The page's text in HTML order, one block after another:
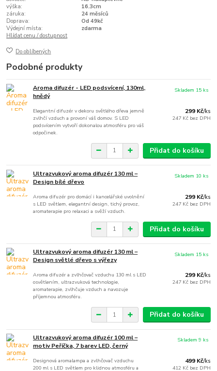
výška:
16.3cm
záruka:
24 měsíců
Doprava:
Od 49kč
Výdejní místa:
zdarma
Hlídat cenu / dostupnost
Do oblíbených
Podobné produkty
Aroma difuzér - LED podsvícení, 130ml,
hnědý
Elegantní difuzér v dekoru světlého dřeva jemně
zvlhčí vzduch a provoní váš domov. S LED
podsvícením vytvoří dokonalou atmosféru pro váš
odpočinek.
299 Kč/ks
247 Kč bez DPH
Skladem 15 ks
Přidat do košíku
Ultrazvukový aroma difuzér 130 ml –
Design bílé dřevo
Aroma difuzér pro domácí i kancelářské uvolnění
s LED světlem, elegantní design, tichý provoz,
aromaterapie pro relaxaci a svěží vzduch.
299 Kč/ks
247 Kč bez DPH
Skladem 10 ks
Přidat do košíku
Ultrazvukový aroma difuzér 130 ml –
Design světlé dřevo s výřezy
Aroma difuzér a zvlhčovač vzduchu 130 ml s LED
osvětlením, ultrazvuková technologie,
aromaterapie, zvlhčuje vzduch a navozuje
příjemnou atmosféru.
299 Kč/ks
247 Kč bez DPH
Skladem 15 ks
Přidat do košíku
Ultrazvukový aroma difuzér 100 ml –
motiv Peříčka, 7 barev LED, černý
Designová aromalampa a zvlhčovač vzduchu
200 ml s LED světlem pro klidnou atmosféru a
499 Kč/ks
412 Kč bez DPH
Skladem 9 ks